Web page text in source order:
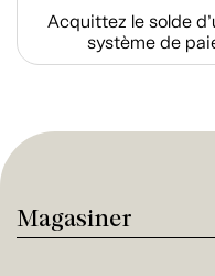
Acquittez le solde
système de
Magasiner